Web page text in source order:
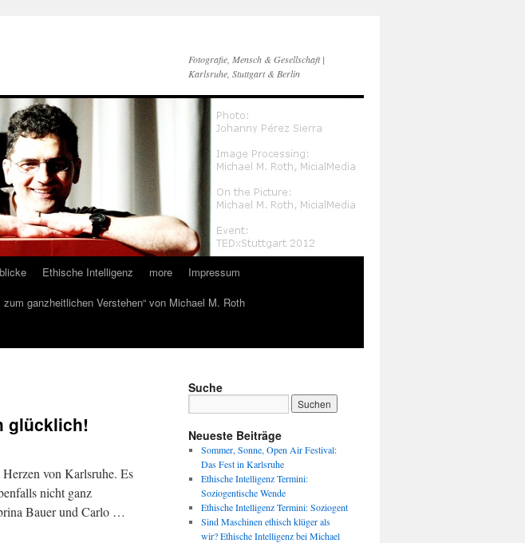
Fotografie, Mensch & Gesellschaft |
Karlsruhe, Stuttgart & Berlin
Ethische Intelligenz more
Impressum
ganzheitlichen Verstehen“ von Michael M. Roth
glücklich!
von Karlsruhe. Es
nicht ganz
Bauer und Carlo …
Suche
Neueste Beiträge
Sommer, Sonne, Open Air Festival:
Das Fest in Karlsruhe
Ethische Intelligenz Termini:
Soziogentische Wende
Ethische Intelligenz Termini: Soziogent
Sind Maschinen ethisch klüger als
wir? Ethische Intelligenz bei Michael